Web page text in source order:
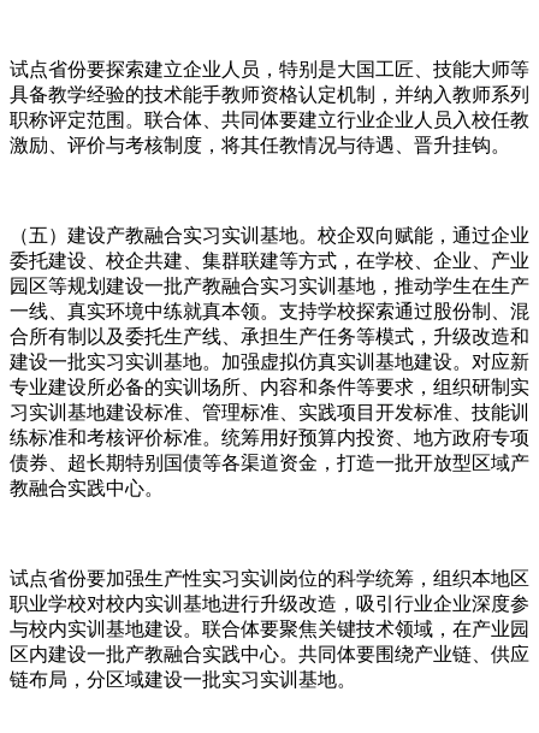
试点省份要探索建立企业人员，特别是大国工匠、技能大师等
具备教学经验的技术能手教师资格认定机制，并纳入教师系列
职称评定范围。联合体、共同体要建立行业企业人员入校任教
激励、评价与考核制度，将其任教情况与待遇、晋升挂钩。
（五）建设产教融合实习实训基地。校企双向赋能，通过企业
委托建设、校企共建、集群联建等方式，在学校、企业、产业
园区等规划建设一批产教融合实习实训基地，推动学生在生产
一线、真实环境中练就真本领。支持学校探索通过股份制、混
合所有制以及委托生产线、承担生产任务等模式，升级改造和
建设一批实习实训基地。加强虚拟仿真实训基地建设。对应新
专业建设所必备的实训场所、内容和条件等要求，组织研制实
习实训基地建设标准、管理标准、实践项目开发标准、技能训
练标准和考核评价标准。统筹用好预算内投资、地方政府专项
债券、超长期特别国债等各渠道资金，打造一批开放型区域产
教融合实践中心。
试点省份要加强生产性实习实训岗位的科学统筹，组织本地区
职业学校对校内实训基地进行升级改造，吸引行业企业深度参
与校内实训基地建设。联合体要聚焦关键技术领域，在产业园
区内建设一批产教融合实践中心。共同体要围绕产业链、供应
链布局，分区域建设一批实习实训基地。